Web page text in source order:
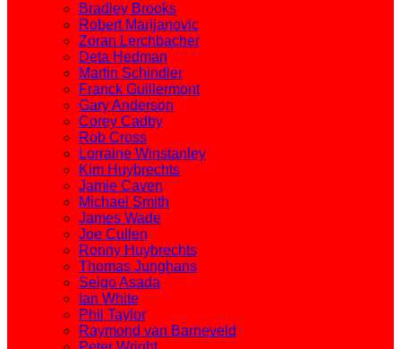
Bradley Brooks
Robert Marijanovic
Zoran Lerchbacher
Deta Hedman
Martin Schindler
Franck Guillermont
Gary Anderson
Corey Cadby
Rob Cross
Lorraine Winstanley
Kim Huybrechts
Jamie Caven
Michael Smith
James Wade
Joe Cullen
Ronny Huybrechts
Thomas Junghans
Seigo Asada
Ian White
Phil Taylor
Raymond van Barneveld